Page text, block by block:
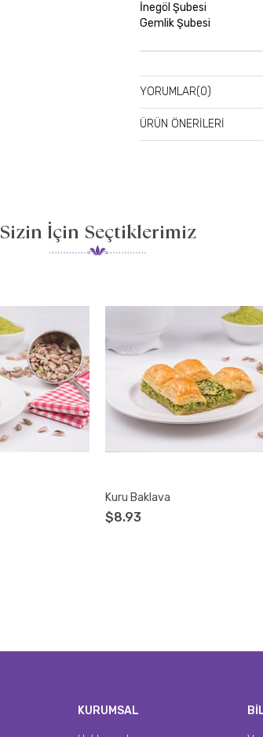
İnegöl Şubesi
Gemlik Şubesi
YORUMLAR(0)
ÜRÜN ÖNERILERI
Sizin İçin Seçtiklerimiz
Kuru Baklava
$8.93
KURUMSAL